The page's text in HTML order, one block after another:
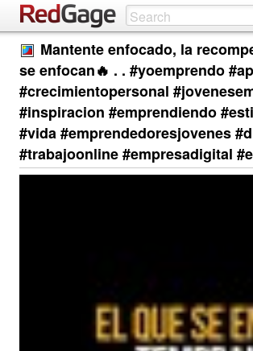
Mantente enfocado, la
se enfocan🔥 . . #yoemprendo
#crecimientopersonal
#inspiracion #emprendiendo
#vida #emprendedoresjovenes
#trabajoonline #empresadigital